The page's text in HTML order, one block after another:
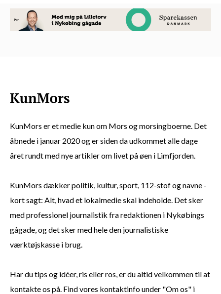
KunMors er et medie kun om Mors og morsingboerne. Det
åbnede i januar 2020 og er siden da udkommet alle dage
året rundt med nye artikler om livet på øen i Limfjorden.
KunMors dækker politik, kultur, sport, 112-stof og navne -
kort sagt: Alt, hvad et lokalmedie skal indeholde. Det sker
med professionel journalistik fra redaktionen i Nykøbings
gågade, og det sker med hele den journalistiske
værktøjskasse i brug.
Har du tips og idéer, ris eller ros, er du altid velkommen til at
kontakte os på. Find vores kontaktinfo under "Om os" i